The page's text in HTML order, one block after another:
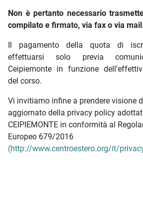
Non è pertanto necessario
compilato e firmato, via fax o via
Il pagamento della quota di
effettuarsi solo previa
Ceipiemonte in funzione
del corso.
Vi invitiamo infine a prendere visione
aggiornato della privacy policy
CEIPIEMONTE in conformità al
Europeo 679/2016
(http://www.centroestero.org/it/